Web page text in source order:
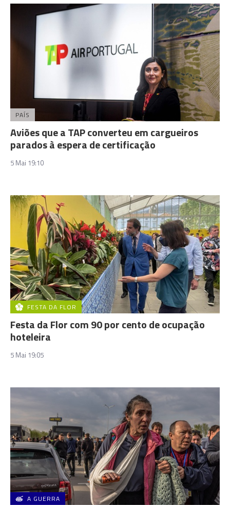
PAÍS
Aviões que a TAP converteu em cargueiros
parados à espera de certificação
5 Mai 19:10
FESTA DA FLOR
Festa da Flor com 90 por cento de ocupação
hoteleira
5 Mai 19:05
A GUERRA